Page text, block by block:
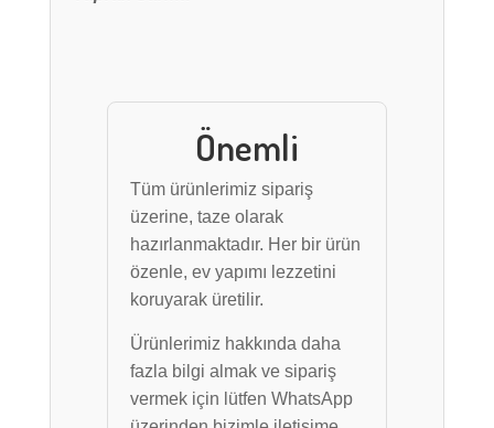
Önemli
Tüm ürünlerimiz sipariş
üzerine, taze olarak
hazırlanmaktadır. Her bir ürün
özenle, ev yapımı lezzetini
koruyarak üretilir.
Ürünlerimiz hakkında daha
fazla bilgi almak ve sipariş
vermek için lütfen WhatsApp